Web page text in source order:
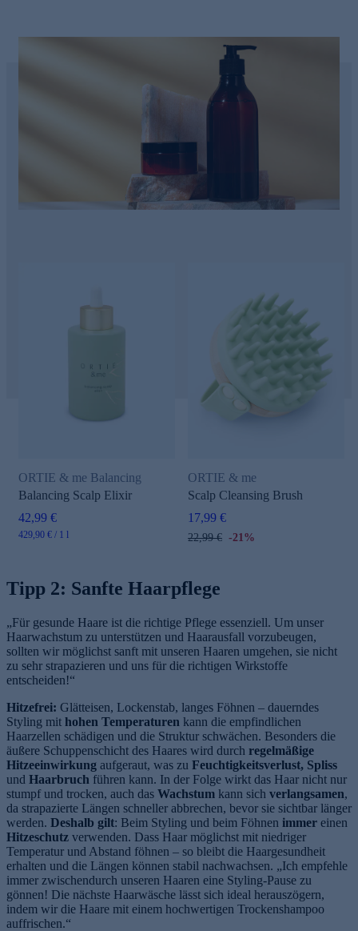
ORTIE & me Balancing
Balancing Scalp Elixir
42,99 €
429,90 € / 1 l
ORTIE & me
Scalp Cleansing Brush
17,99 €
22,99 € -21%
Tipp 2: Sanfte Haarpflege
„Für gesunde Haare ist die richtige Pflege essenziell. Um unser
Haarwachstum zu unterstützen und Haarausfall vorzubeugen,
sollten wir möglichst sanft mit unseren Haaren umgehen, sie nicht
zu sehr strapazieren und uns für die richtigen Wirkstoffe
entscheiden!“
Hitzefrei: Glätteisen, Lockenstab, langes Föhnen – dauerndes
Styling mit hohen Temperaturen kann die empfindlichen
Haarzellen schädigen und die Struktur schwächen. Besonders die
äußere Schuppenschicht des Haares wird durch regelmäßige
Hitzeeinwirkung aufgeraut, was zu Feuchtigkeitsverlust, Spliss
und Haarbruch führen kann. In der Folge wirkt das Haar nicht nur
stumpf und trocken, auch das Wachstum kann sich verlangsamen,
da strapazierte Längen schneller abbrechen, bevor sie sichtbar länger
werden. Deshalb gilt: Beim Styling und beim Föhnen immer einen
Hitzeschutz verwenden. Dass Haar möglichst mit niedriger
Temperatur und Abstand föhnen – so bleibt die Haargesundheit
erhalten und die Längen können stabil nachwachsen. „Ich empfehle
immer zwischendurch unseren Haaren eine Styling-Pause zu
gönnen! Die nächste Haarwäsche lässt sich ideal herauszögern,
indem wir die Haare mit einem hochwertigen Trockenshampoo
auffrischen.“